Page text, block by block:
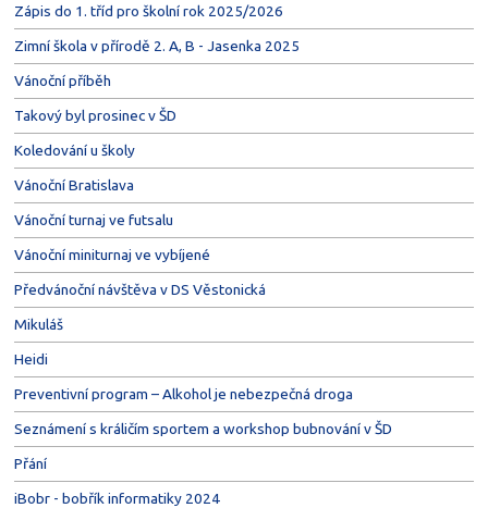
Zápis do 1. tříd pro školní rok 2025/2026
Zimní škola v přírodě 2. A, B - Jasenka 2025
Vánoční příběh
Takový byl prosinec v ŠD
Koledování u školy
Vánoční Bratislava
Vánoční turnaj ve futsalu
Vánoční miniturnaj ve vybíjené
Předvánoční návštěva v DS Věstonická
Mikuláš
Heidi
Preventivní program – Alkohol je nebezpečná droga
Seznámení s králičím sportem a workshop bubnování v ŠD
Přání
iBobr - bobřík informatiky 2024